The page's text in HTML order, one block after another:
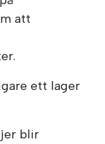
att
ett lager
blir